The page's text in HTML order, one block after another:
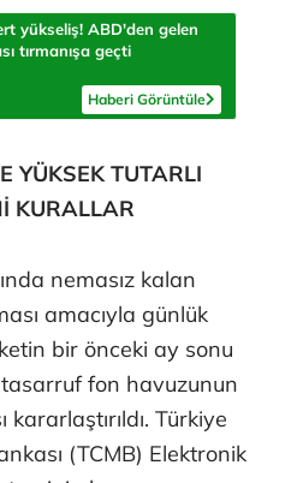
yükseliş! ABD'den gelen
tırmanışa geçti
Haberi Görüntüle
YÜKSEK TUTARLI
KURALLAR
nemasız kalan
amacıyla günlük
bir önceki ay sonu
fon havuzunun
Türkiye
(TCMB) Elektronik